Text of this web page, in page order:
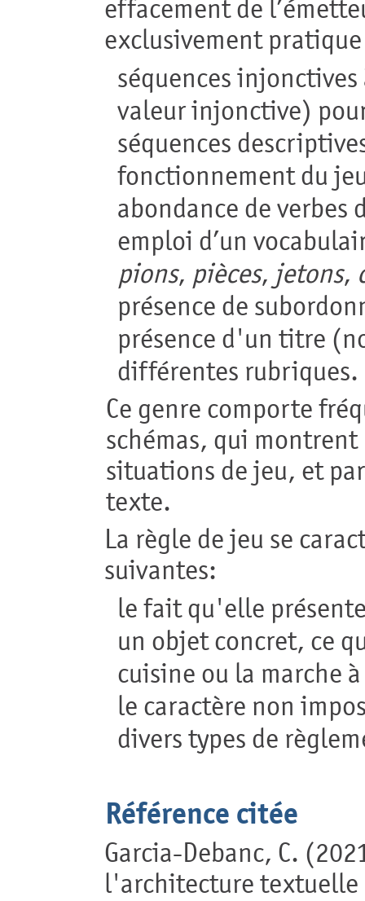
effacement de
exclusivement
séquences
valeur injonctive)
séquences
fonctionnement du
abondance de
emploi d’un
pions, pièces, jetons,
présence de
présence d'un titre
différentes rubriques.
Ce genre comporte
schémas, qui
situations de jeu, et
texte.
La règle de jeu se
suivantes:
le fait qu'elle
un objet concret, ce
cuisine ou la marche
le caractère non
divers types de
Référence citée
Garcia-Debanc, C.
l'architecture textuelle